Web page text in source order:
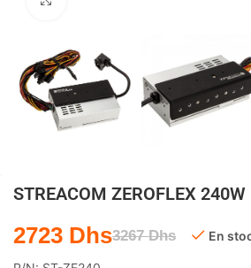
STREACOM ZEROFLEX 240W
3267Dhs
2723 Dhs En